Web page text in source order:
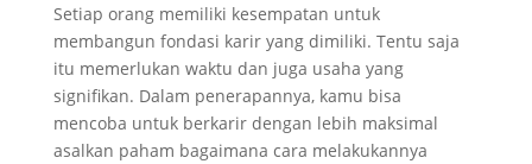
Setiap orang memiliki kesempatan untuk
membangun fondasi karir yang dimiliki. Tentu saja
itu memerlukan waktu dan juga usaha yang
signifikan. Dalam penerapannya, kamu bisa
mencoba untuk berkarir dengan lebih maksimal
asalkan paham bagaimana cara melakukannya